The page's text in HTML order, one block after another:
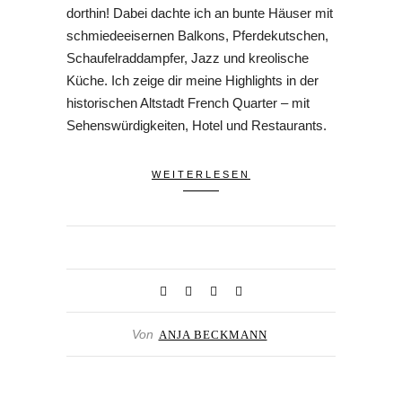
dorthin! Dabei dachte ich an bunte Häuser mit
schmiedeeisernen Balkons, Pferdekutschen,
Schaufelraddampfer, Jazz und kreolische
Küche. Ich zeige dir meine Highlights in der
historischen Altstadt French Quarter – mit
Sehenswürdigkeiten, Hotel und Restaurants.
WEITERLESEN
Von ANJA BECKMANN